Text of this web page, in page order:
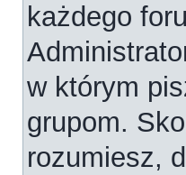
każdego
w którym
grupom.
rozumiesz,